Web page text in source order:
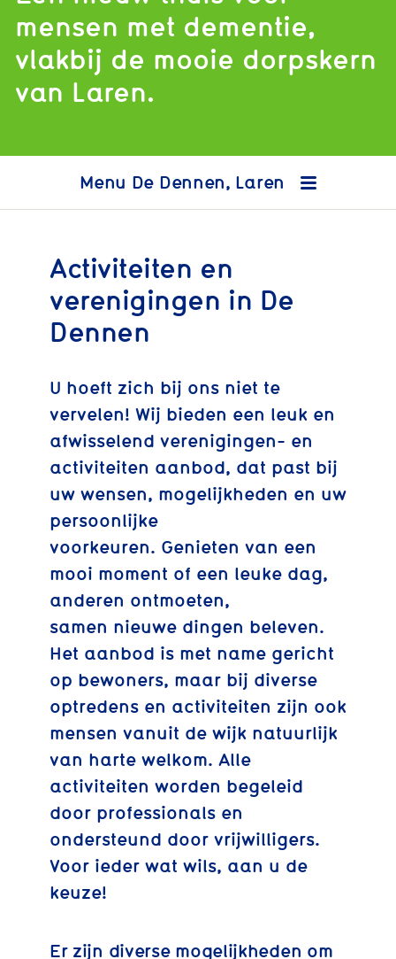
mensen met dementie,
vlakbij de mooie dorpskern
van Laren.
De Dennen, Laren
Agenda
Activiteiten en
verenigingen in De
Dennen
U hoeft zich bij ons niet te
vervelen! Wij bieden een leuk en
afwisselend verenigingen- en
activiteiten aanbod, dat past bij
uw wensen, mogelijkheden en uw
persoonlijke
voorkeuren. Genieten van een
mooi moment of een leuke dag,
anderen ontmoeten,
samen nieuwe dingen beleven.
Het aanbod is met name gericht
op bewoners, maar bij diverse
optredens en activiteiten zijn ook
mensen vanuit de wijk natuurlijk
van harte welkom. Alle
activiteiten worden begeleid
door professionals en
ondersteund door vrijwilligers.
Voor ieder wat wils, aan u de
keuze!
Er zijn diverse mogelijkheden om